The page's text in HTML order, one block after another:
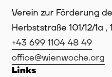
Verein zur Förderung
Herbststraße 101/12/1a ,
+43 699 1104 48 49
office@wienwoche.org
Links